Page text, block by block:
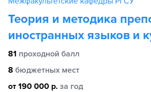
Теория и методика
иностранных языков и
81 проходной балл
8 бюджетных мест
от 190 000 р. за год